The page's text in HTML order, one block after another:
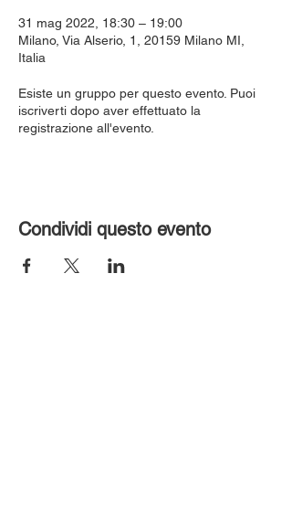
31 mag 2022, 18:30 – 19:00
Milano, Via Alserio, 1, 20159 Milano MI,
Italia
Esiste un gruppo per questo evento. Puoi
iscriverti dopo aver effettuato la
registrazione all'evento.
Condividi questo evento